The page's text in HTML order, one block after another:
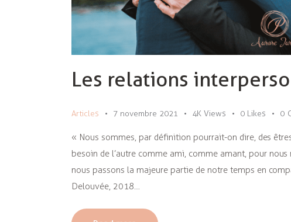
Les relations
Articles 7 novembre 2021 4K Views 0 Likes 0
« Nous sommes, par définition pourrait-on dire, des
besoin de l’autre comme ami, comme amant, pour
nous passons la majeure partie de notre temps en
Delouvée, 2018…